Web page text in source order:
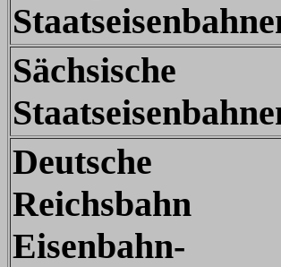
Sächsische
Deutsche
Reichsbahn
Eisenbahn-